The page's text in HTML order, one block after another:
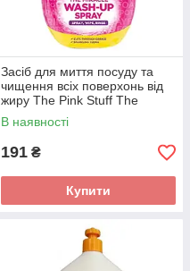
Засіб для миття посуду та
чищення всіх поверхонь від
жиру The Pink Stuff The
Miracle Wash-Up Spray 500мл
В наявності
191 ₴
Купити